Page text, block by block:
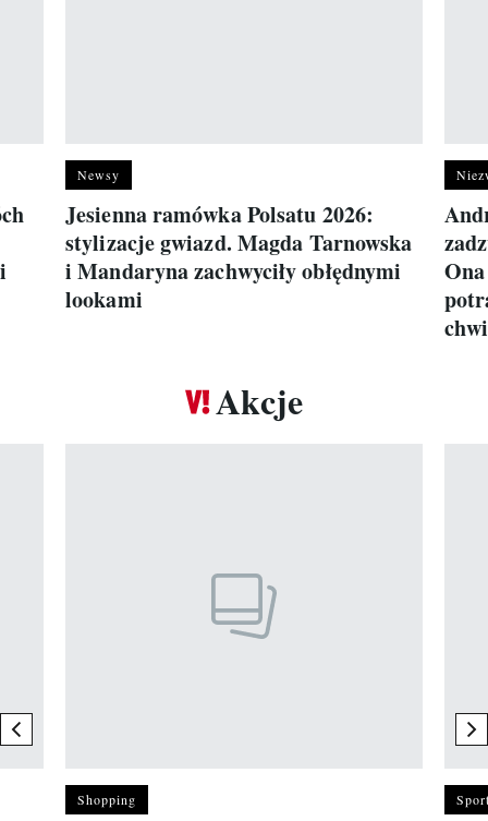
Newsy
Jesienna ramówka Polsatu 2026:
stylizacje gwiazd. Magda Tarnowska
i Mandaryna zachwyciły obłędnymi
lookami
Akcje
previous element
Shopping